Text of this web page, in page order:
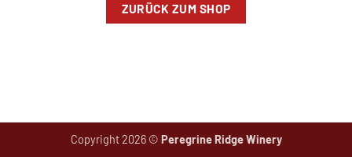
ZURÜCK ZUM SHOP
Copyright 2026 © Peregrine Ridge Winery